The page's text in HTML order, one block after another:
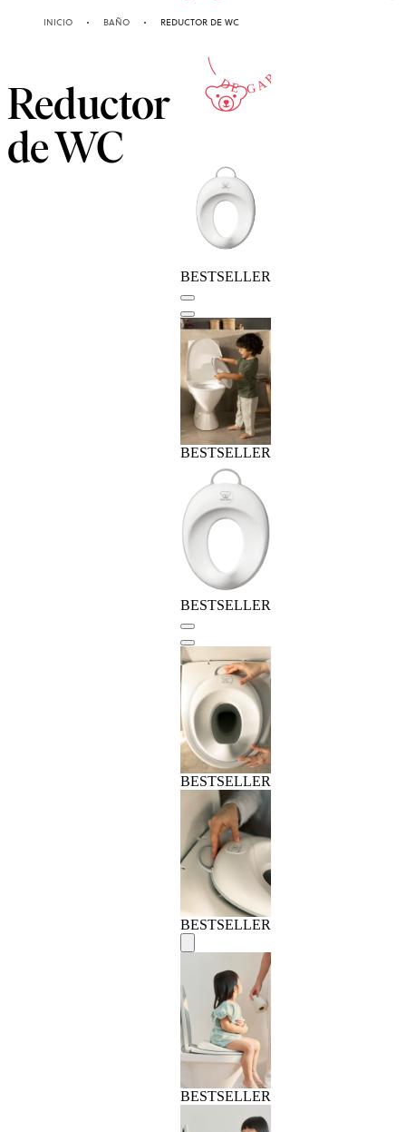
INICIO BAÑO REDUCTOR DE WC
Reductor
de WC
2-AÑOSDE GARANTÍA
BESTSELLER
BESTSELLER
BESTSELLER
BESTSELLER
BESTSELLER
BESTSELLER